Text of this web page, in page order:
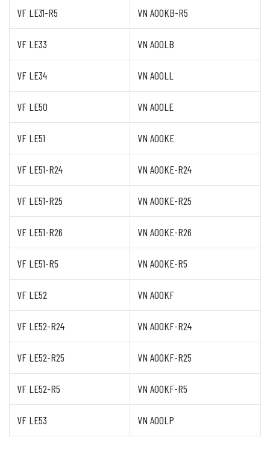
VF LE31-R5 VN A00KB-R5
VF LE33 VN A00LB
VF LE34 VN A00LL
VF LE50 VN A00LE
VF LE51 VN A00KE
VF LE51-R24 VN A00KE-R24
VF LE51-R25 VN A00KE-R25
VF LE51-R26 VN A00KE-R26
VF LE51-R5 VN A00KE-R5
VF LE52 VN A00KF
VF LE52-R24 VN A00KF-R24
VF LE52-R25 VN A00KF-R25
VF LE52-R5 VN A00KF-R5
VF LE53 VN A00LP